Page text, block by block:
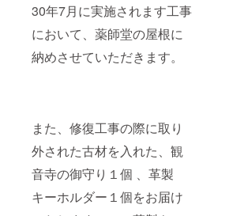
30年7月に実施されます工事
において、薬師堂の屋根に
納めさせていただきます。
また、修復工事の際に取り
外された古材を入れた、観
音寺の御守り１個 、革製
キーホルダー１個をお届け